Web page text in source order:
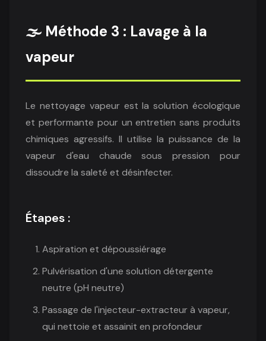
🌫️ Méthode 3 : Lavage à la
vapeur
Le nettoyage vapeur est la solution écologique
et performante pour un entretien sans produits
chimiques agressifs. Il utilise la puissance de la
vapeur d'eau chaude sous pression pour
dissoudre la saleté et désinfecter.
Étapes :
Aspiration et dépoussiérage
Pulvérisation d'une solution détergente
neutre (pH neutre)
Passage de l'injecteur-extracteur à vapeur,
qui nettoie et assainit en profondeur